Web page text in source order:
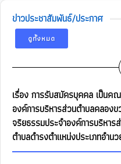
ข่าวประชาสัมพันธ์/ประกาศ
ดูทั้งหมด
เรื่อง การรับสมัครบุคคล เป็นค
องค์การบริหารส่วนตำบลคลอง
จริยธรรมประจำองค์การบริหา
ตำบลดำรงตำแหน่งประเภทอำน